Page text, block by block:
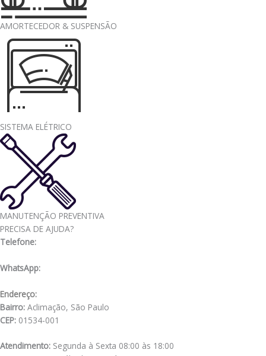
AMORTECEDOR & SUSPENSÃO
SISTEMA ELÉTRICO
MANUTENÇÃO PREVENTIVA
PRECISA DE AJUDA?
Telefone:
WhatsApp:
Endereço:
Bairro: Aclimação, São Paulo
CEP: 01534-001
Atendimento: Segunda à Sexta 08:00 às 18:00